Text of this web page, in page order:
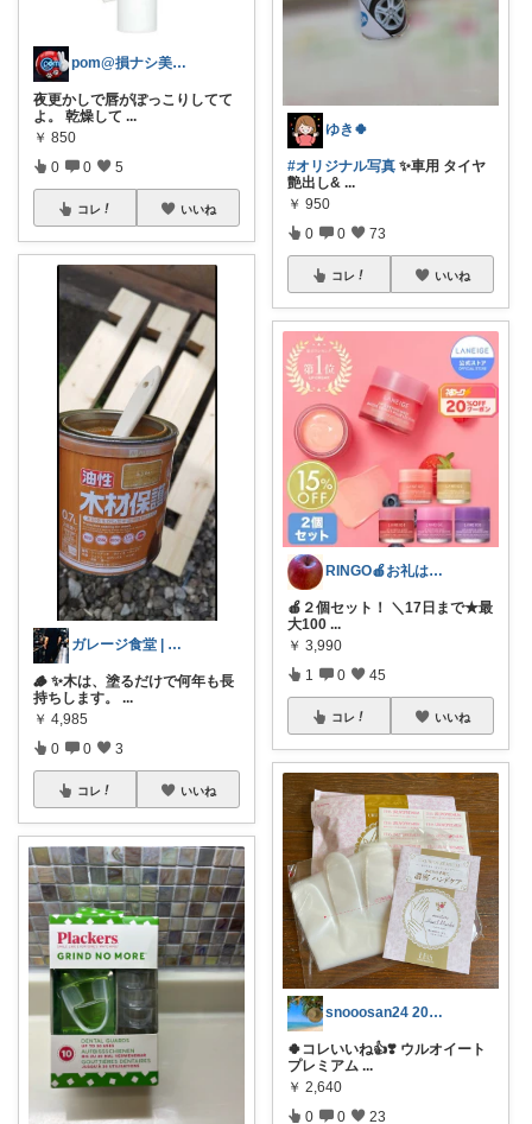
pom@損ナシ美容でQOLを上げるママ
夜更かしで唇がぽっこりしてて
よ。 乾燥して ...
￥ 850
0 0 5
コレ いいね
ガレージ食堂 | 開業準備中
🪵 ✨木は、塗るだけで何年も長
持ちします。
...
￥ 4,985
0 0 3
コレ いいね
ゆき🍀
#オリジナル写真 ✨車用 タイヤ
艶出し& ...
￥ 950
0 0 73
コレ いいね
RINGO🍎お礼はプロフ🍎
🍎２個セット！ ＼17日まで★最
大100 ...
￥ 3,990
1 0 45
コレ いいね
snooosan24 2026宜🙏
🍀コレいいね👍❣️ ウルオイート
プレミアム ...
￥ 2,640
0 0 23